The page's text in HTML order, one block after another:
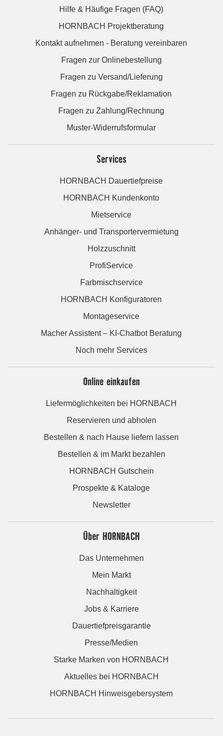
Hilfe & Häufige Fragen (FAQ)
HORNBACH Projektberatung
Kontakt aufnehmen - Beratung vereinbaren
Fragen zur Onlinebestellung
Fragen zu Versand/Lieferung
Fragen zu Rückgabe/Reklamation
Fragen zu Zahlung/Rechnung
Muster-Widerrufsformular
Services
HORNBACH Dauertiefpreise
HORNBACH Kundenkonto
Mietservice
Anhänger- und Transportervermietung
Holzzuschnitt
ProfiService
Farbmischservice
HORNBACH Konfiguratoren
Montageservice
Macher Assistent – KI-Chatbot Beratung
Noch mehr Services
Online einkaufen
Liefermöglichkeiten bei HORNBACH
Reservieren und abholen
Bestellen & nach Hause liefern lassen
Bestellen & im Markt bezahlen
HORNBACH Gutschein
Prospekte & Kataloge
Newsletter
Über HORNBACH
Das Unternehmen
Mein Markt
Nachhaltigkeit
Jobs & Karriere
Dauertiefpreisgarantie
Presse/Medien
Starke Marken von HORNBACH
Aktuelles bei HORNBACH
HORNBACH Hinweisgebersystem